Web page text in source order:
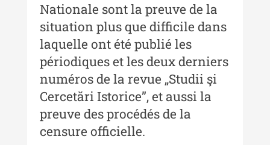
MediCult - Revista de mediere
culturală
MediCult - Revista de mediere
culturală IV (2025)
MediCult - Revista de mediere
culturală III (2024)
MediCult - Revista de mediere
Nationale sont la preuve de la
situation plus que difficile dans
laquelle ont été publié les
périodiques et les deux derniers
numéros de la revue „Studii şi
Cercetări Istorice”, et aussi la
preuve des procédés de la
censure officielle.